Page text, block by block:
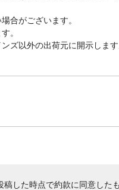
合がございます。
。
ズ以外の出荷元に開示しま
した時点で約款に同意した